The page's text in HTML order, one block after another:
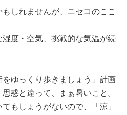
しれませんが、ニセコのここ
度・空気、挑戦的な気温が続
をゆっくり歩きましょう」計画
惑と違って、まぁ暑いこと。
もしょうがないので、「涼」